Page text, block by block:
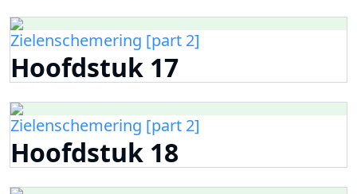
Zielenschemering [part 2]
Hoofdstuk 17
Zielenschemering [part 2]
Hoofdstuk 18